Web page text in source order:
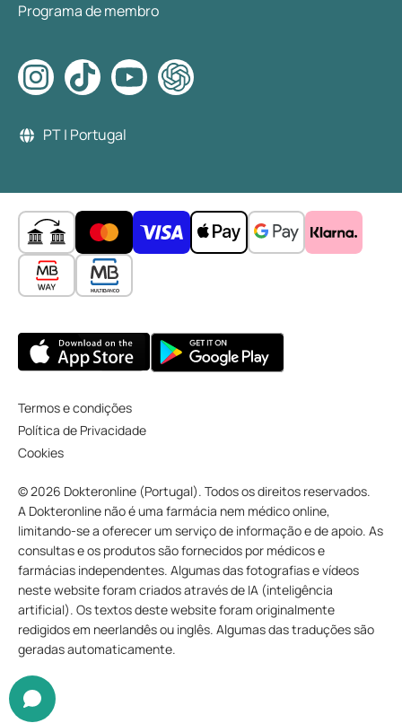
Programa de membro
PT | Portugal
Termos e condições
Política de Privacidade
Cookies
© 2026 Dokteronline (Portugal). Todos os direitos reservados.
A Dokteronline não é uma farmácia nem médico online,
limitando-se a oferecer um serviço de informação e de apoio. As
consultas e os produtos são fornecidos por médicos e
farmácias independentes. Algumas das fotografias e vídeos
neste website foram criados através de IA (inteligência
artificial). Os textos deste website foram originalmente
redigidos em neerlandês ou inglês. Algumas das traduções são
geradas automaticamente.